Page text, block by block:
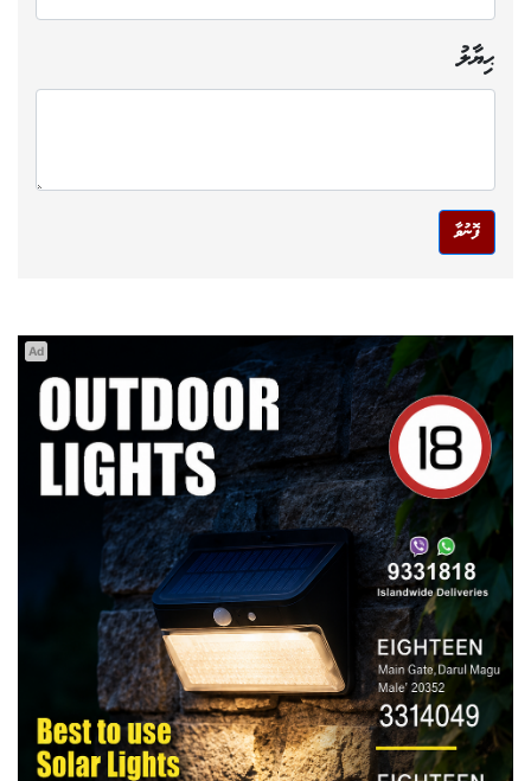
ޙިޔާލު
ފޮނުވާ
Ad